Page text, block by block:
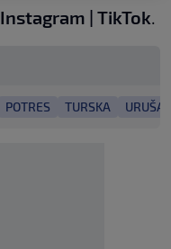
Instagram | TikTok.
POTRES TURSKA